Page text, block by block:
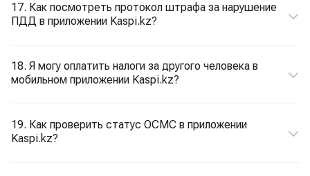
17. Как посмотреть протокол штрафа за нарушение
ПДД в приложении Kaspi.kz?
18. Я могу оплатить налоги за другого человека в
мобильном приложении Kaspi.kz?
19. Как проверить статус ОСМС в приложении
Kaspi.kz?